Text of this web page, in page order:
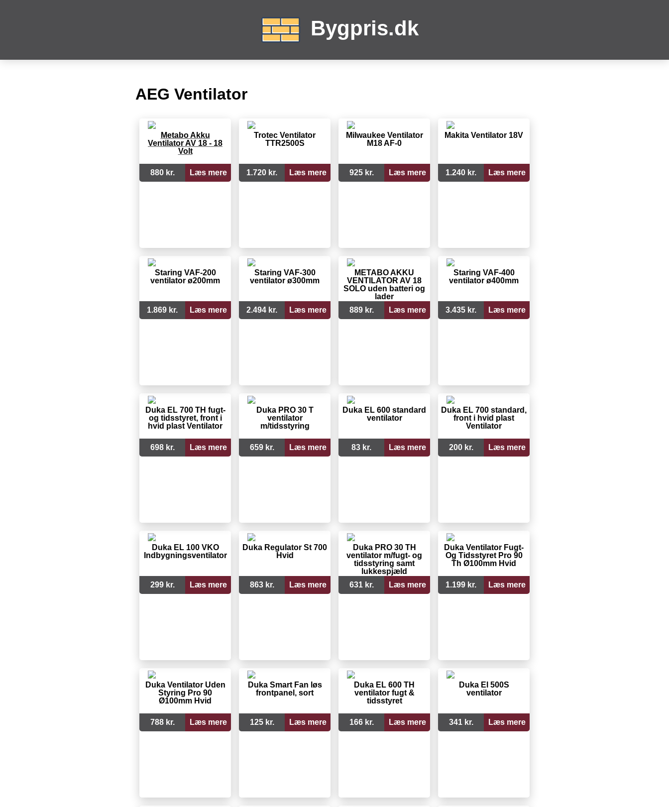
Bygpris.dk
AEG Ventilator
Metabo Akku
Ventilator AV 18 - 18
Volt
880 kr. Læs mere
Trotec Ventilator
TTR2500S
1.720 kr. Læs mere
Milwaukee Ventilator
M18 AF-0
925 kr. Læs mere
Makita Ventilator 18V
1.240 kr. Læs mere
Staring VAF-200
ventilator ø200mm
1.869 kr. Læs mere
Staring VAF-300
ventilator ø300mm
2.494 kr. Læs mere
METABO AKKU
VENTILATOR AV 18
SOLO uden batteri og
lader
889 kr.
Læs mere
Staring VAF-400
ventilator ø400mm
3.435 kr. Læs mere
Duka EL 700 TH fugt-
og tidsstyret, front i
hvid plast Ventilator
698 kr. Læs mere
Duka PRO 30 T
ventilator
m/tidsstyring
659 kr. Læs mere
Duka EL 600 standard
ventilator
83 kr. Læs mere
Duka EL 700 standard,
front i hvid plast
Ventilator
200 kr. Læs mere
Duka EL 100 VKO
Indbygningsventilator
299 kr. Læs mere
Duka Regulator St 700
Hvid
863 kr. Læs mere
Duka PRO 30 TH
ventilator m/fugt- og
tidsstyring samt
lukkespjæld
631 kr.
Læs mere
Duka Ventilator Fugt-
Og Tidsstyret Pro 90
Th Ø100mm Hvid
1.199 kr. Læs mere
Duka Ventilator Uden
Styring Pro 90
Ø100mm Hvid
788 kr. Læs mere
Duka Smart Fan løs
frontpanel, sort
125 kr. Læs mere
Duka EL 600 TH
ventilator fugt &
tidsstyret
166 kr. Læs mere
Duka El 500S
ventilator
341 kr. Læs mere